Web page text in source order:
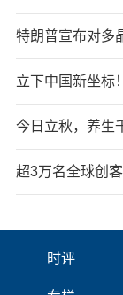
特朗普宣布对多
立下中国新坐标
今日立秋，养生
超3万名全球创
时评